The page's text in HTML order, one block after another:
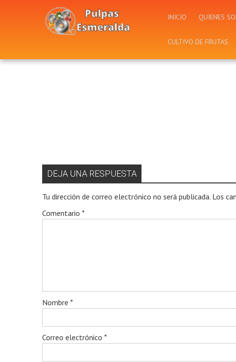
INICIO QUIENES
CULTIVO DE FRUTAS
DEJA UNA RESPUESTA
Tu dirección de correo electrónico no será publicada. Los
Comentario *
Nombre *
Correo electrónico *